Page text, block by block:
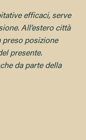
efficaci, serve
All’estero città
preso posizione
presente.
da parte della